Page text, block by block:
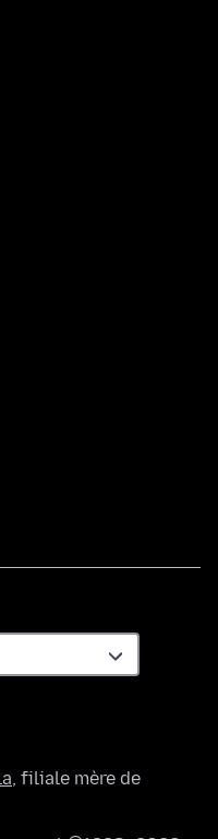
, filiale mère de